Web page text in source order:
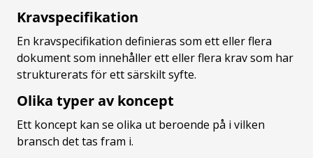
Kravspecifikation
En kravspecifikation definieras som ett eller flera
dokument som innehåller ett eller flera krav som har
strukturerats för ett särskilt syfte.
Olika typer av koncept
Ett koncept kan se olika ut beroende på i vilken
bransch det tas fram i.